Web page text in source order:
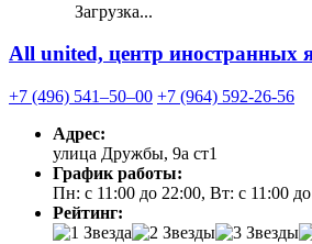
Загрузка...
All united, центр иностранных
+7 (496) 541‒50‒00 +7 (964) 592-26-56
Адрес:
улица Дружбы, 9а ст1
График работы:
Пн: с 11:00 до 22:00, Вт: с 11:00
Рейтинг: